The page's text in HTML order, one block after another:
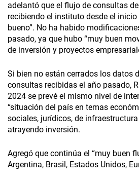
adelantó que el flujo de consultas
recibiendo el instituto desde el inicio
bueno”. No ha habido
pasado, ya que hubo “muy buen
de inversión y proyectos
Si bien no están cerrados los datos
consultas recibidas el año pasado,
2024 se prevé el mismo nivel de
“situación del país en temas
sociales, jurídicos, de
atrayendo inversión.
Agregó que continúa el “muy buen
Argentina, Brasil, Estados Unidos,